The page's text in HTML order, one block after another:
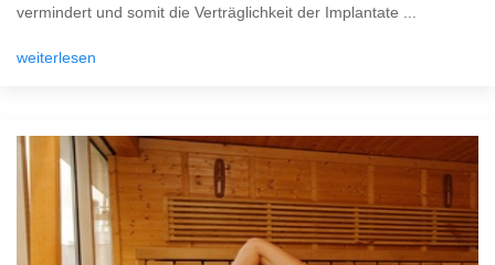
vermindert und somit die Verträglichkeit der Implantate ...
weiterlesen